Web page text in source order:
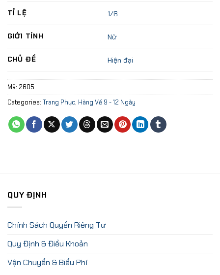
TỈ LỆ 1/6
GIỚI TÍNH Nữ
CHỦ ĐỀ Hiện đại
Mã: 2605
Categories: Trang Phục, Hàng Về 9 - 12 Ngày
QUY ĐỊNH
Chính Sách Quyền Riêng Tư
Quy Định & Điều Khoản
Vận Chuyển & Biểu Phí